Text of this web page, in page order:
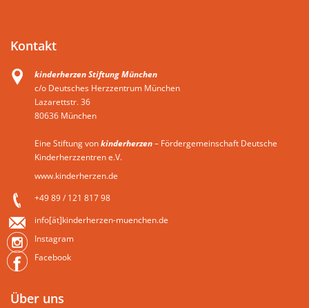
Kontakt
kinderherzen Stiftung München
c/o Deutsches Herzzentrum München
Lazarettstr. 36
80636 München
Eine Stiftung vonkinderherzen– Fördergemeinschaft Deutsche
Kinderherzzentren e.V.
www.kinderherzen.de
+49 89 / 121 817 98
info[ät]kinderherzen-muenchen.de
Instagram
Facebook
Über uns